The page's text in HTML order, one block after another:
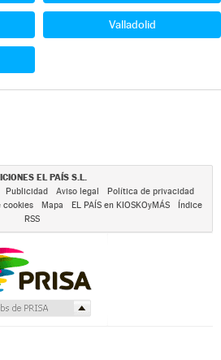
Valladolid
EL PAÍS S.L.
Publicidad Aviso legal
Política de privacidad
cookies Mapa EL PAÍS en KIOSKOyMÁS
Índice
RSS